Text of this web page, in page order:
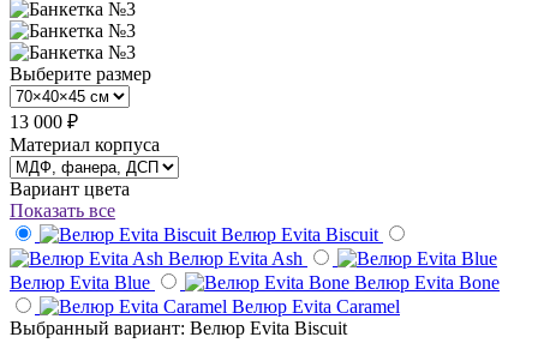
Выберите размер
13 000 ₽
Материал корпуса
Вариант цвета
Показать все
Велюр Evita Biscuit
Велюр Evita Ash
Велюр Evita Blue
Велюр Evita Bone
Велюр Evita Caramel
Выбранный вариант: Велюр Evita Biscuit